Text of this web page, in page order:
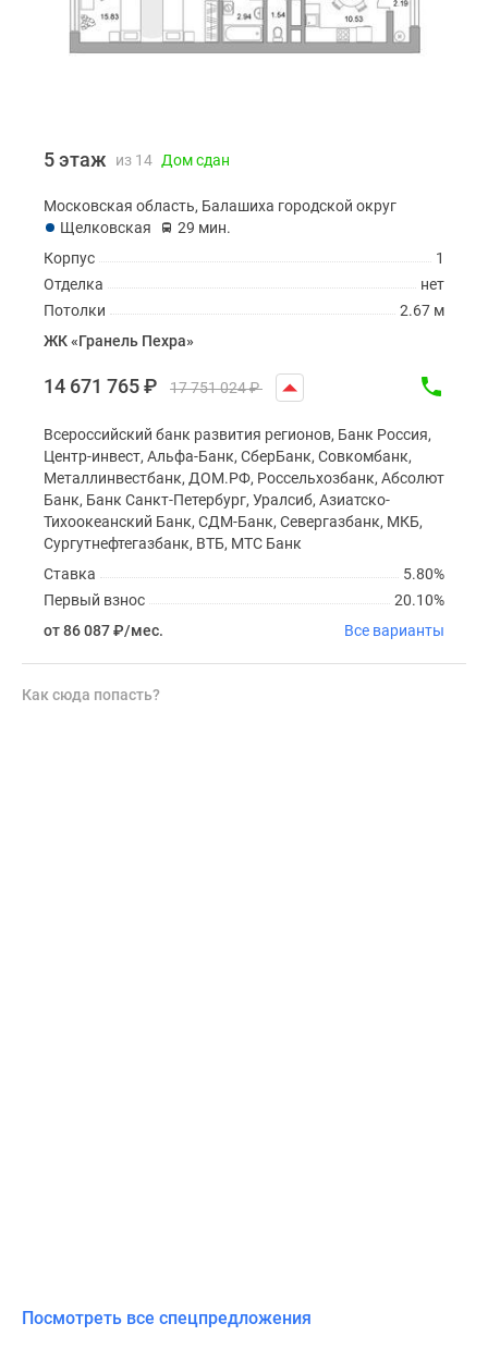
5 этаж из 14 Дом сдан
Московская область, Балашиха городской округ
Щелковская
29 мин.
1
Корпус
нет
Отделка
2.67 м
Потолки
ЖК «Гранель Пехра»
14 671 765₽ 17 751 024₽
Всероссийский банк развития регионов, Банк Россия,
Центр-инвест, Альфа-Банк, СберБанк, Совкомбанк,
Металлинвестбанк, ДОМ.РФ, Россельхозбанк, Абсолют
Банк, Банк Санкт-Петербург, Уралсиб, Азиатско-
Тихоокеанский Банк, СДМ-Банк, Севергазбанк, МКБ,
Сургутнефтегазбанк, ВТБ, МТС Банк
5.80%
Ставка
20.10%
Первый взнос
от 86 087₽/мес. Все варианты
Как сюда попасть?
Посмотреть все спецпредложения